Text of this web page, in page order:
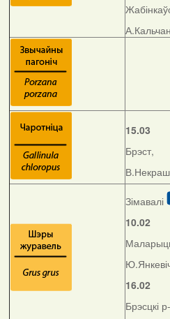
15.03
Брэст,
Зімавалі
10.02
16.02
Брэсцкі